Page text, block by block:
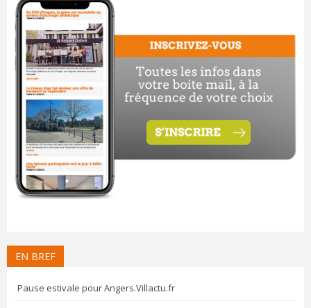
EN BREF
Pause estivale pour Angers.Villactu.fr